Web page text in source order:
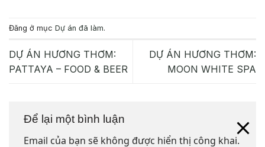
Đăng ở mục Dự án đã làm.
DỰ ÁN HƯƠNG THƠM:
PATTAYA – FOOD & BEER
DỰ ÁN HƯƠNG THƠM:
MOON WHITE SPA
Để lại một bình luận
Email của bạn sẽ không được hiển thị công khai.